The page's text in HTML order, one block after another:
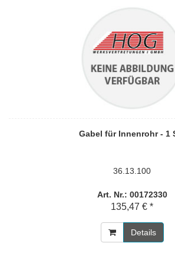
Gabel für Innenrohr - 1
36.13.100
Art. Nr.: 00172330
135,47 € *
Details